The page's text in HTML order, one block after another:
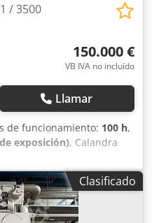
/ 3500
150.000 €
VB IVA no incluído
Llamar
de funcionamiento: 100 h,
exposición), Calandra
horas de funcionamiento.
Daj Agfsf La máquina
instalaciones. Estado como
en producción en
Clasificado